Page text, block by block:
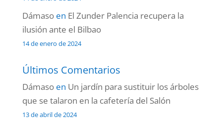
Dámasoen El Zunder Palencia recupera la
ilusión ante el Bilbao
14 de enero de 2024
Últimos Comentarios
Dámasoen Un jardín para sustituir los árboles
que se talaron en la cafetería del Salón
13 de abril de 2024